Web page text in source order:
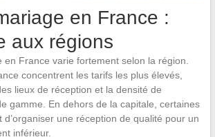
en France :
aux régions
en France varie fortement selon la région.
concentrent les tarifs les plus élevés,
lieux de réception et la densité de
gamme. En dehors de la capitale, certaines
d’organiser une réception de qualité pour un
inférieur.